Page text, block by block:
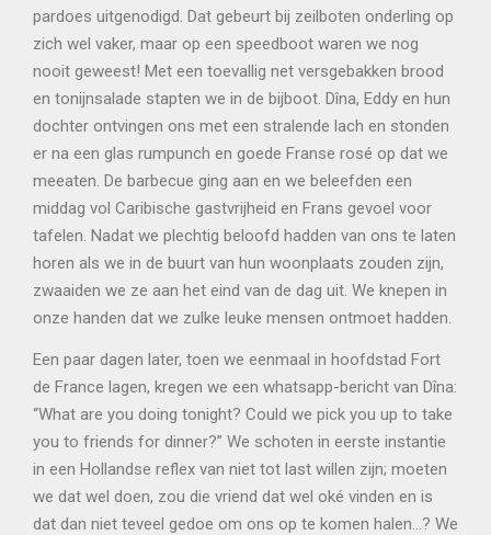
pardoes uitgenodigd. Dat gebeurt bij zeilboten onderling op
zich wel vaker, maar op een speedboot waren we nog
nooit geweest! Met een toevallig net versgebakken brood
en tonijnsalade stapten we in de bijboot. Dîna, Eddy en hun
dochter ontvingen ons met een stralende lach en stonden
er na een glas rumpunch en goede Franse rosé op dat we
meeaten. De barbecue ging aan en we beleefden een
middag vol Caribische gastvrijheid en Frans gevoel voor
tafelen. Nadat we plechtig beloofd hadden van ons te laten
horen als we in de buurt van hun woonplaats zouden zijn,
zwaaiden we ze aan het eind van de dag uit. We knepen in
onze handen dat we zulke leuke mensen ontmoet hadden.
Een paar dagen later, toen we eenmaal in hoofdstad Fort
de France lagen, kregen we een whatsapp-bericht van Dîna:
“What are you doing tonight? Could we pick you up to take
you to friends for dinner?” We schoten in eerste instantie
in een Hollandse reflex van niet tot last willen zijn; moeten
we dat wel doen, zou die vriend dat wel oké vinden en is
dat dan niet teveel gedoe om ons op te komen halen…? We